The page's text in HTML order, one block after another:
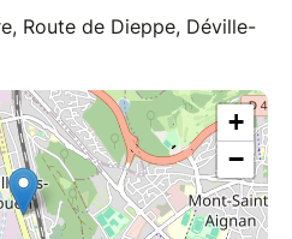
Route de Dieppe, Déville-
+
−